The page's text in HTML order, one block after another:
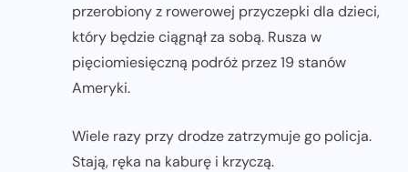
przerobiony z rowerowej przyczepki dla dzieci,
który będzie ciągnął za sobą. Rusza w
pięciomiesięczną podróż przez 19 stanów
Ameryki.
Wiele razy przy drodze zatrzymuje go policja.
Stają, ręka na kaburę i krzyczą.